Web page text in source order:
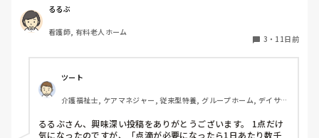
利用者さんの負担が増大することは明白ですが、利用者さん
からしたら、自費サービスを払わないと点滴など必要な治療
をしてもらえないという状況になります。
皆さんが働いている施設では、保険外サービスを導入してい
る所はありますか？
また内容と金額が分かれば教えてください。
るるぶ
看護師, 有料老人ホーム
3 ・ 11日前
ツート
介護福祉士, ケアマネジャー, 従来型特養, グループホーム, デイサー
るるぶさん、興味深い投稿をありがとうございます。 1点だけ
気になったのですが、「点滴が必要になったら1日あたり数千